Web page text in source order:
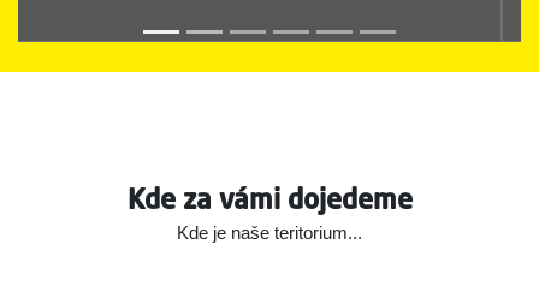
Kde za vámi dojedeme
Kde je naše teritorium...